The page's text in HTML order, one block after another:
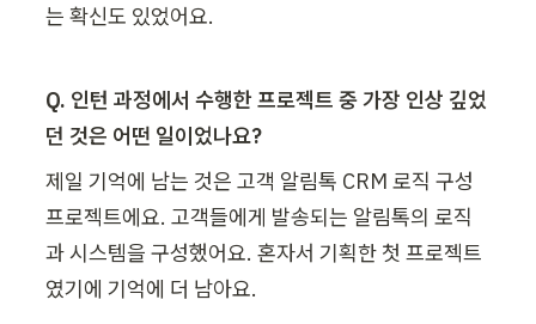
는 확신도 있었어요.
Q. 인턴 과정에서 수행한 프로젝트 중 가장 인상 깊었
던 것은 어떤 일이었나요?
제일 기억에 남는 것은 고객 알림톡 CRM 로직 구성
프로젝트에요. 고객들에게 발송되는 알림톡의 로직
과 시스템을 구성했어요. 혼자서 기획한 첫 프로젝트
였기에 기억에 더 남아요.